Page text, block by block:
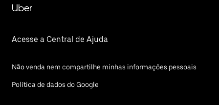
Uber
Acesse a Central de Ajuda
Não venda nem compartilhe minhas informações pessoais
Política de dados do Google